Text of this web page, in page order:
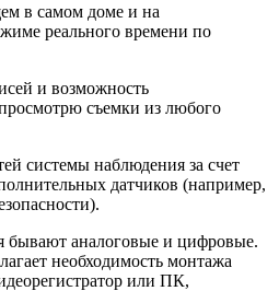
в самом доме и на
реального времени по
и возможность
съемки из любого
системы наблюдения за счет
датчиков (например,
бывают аналоговые и цифровые.
необходимость монтажа
или ПК,